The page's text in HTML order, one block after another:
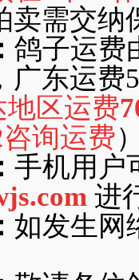
卖需交纳
鸽子运费
广东运费
地区运费
询运费
手机用户
进
如发生网